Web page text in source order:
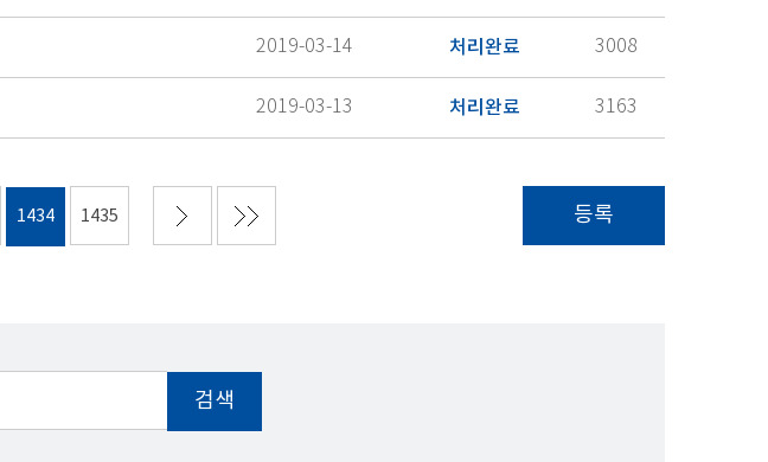
2019-03-14 처리완료 3008
2019-03-13 처리완료 3163
등록
1434 1435
검색